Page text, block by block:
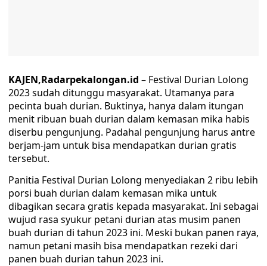
KAJEN,Radarpekalongan.id – Festival Durian Lolong
2023 sudah ditunggu masyarakat. Utamanya para
pecinta buah durian. Buktinya, hanya dalam itungan
menit ribuan buah durian dalam kemasan mika habis
diserbu pengunjung. Padahal pengunjung harus antre
berjam-jam untuk bisa mendapatkan durian gratis
tersebut.
Panitia Festival Durian Lolong menyediakan 2 ribu lebih
porsi buah durian dalam kemasan mika untuk
dibagikan secara gratis kepada masyarakat. Ini sebagai
wujud rasa syukur petani durian atas musim panen
buah durian di tahun 2023 ini. Meski bukan panen raya,
namun petani masih bisa mendapatkan rezeki dari
panen buah durian tahun 2023 ini.